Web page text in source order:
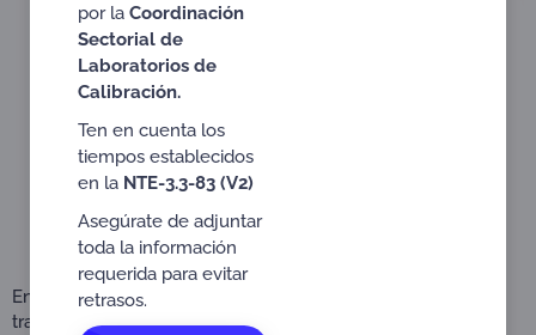
En esta sección encuentras las Circulares, Planes de
transición y Notas técnicas relacionadas con Organismos de
por la Coordinación
Sectorial de
Laboratorios de
Calibración.
Ten en cuenta los
tiempos establecidos
en la NTE-3.3-83 (V2)
Asegúrate de adjuntar
toda la información
requerida para evitar
retrasos.